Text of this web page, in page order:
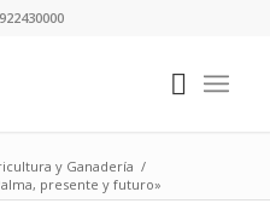
y Ganadería /
presente y futuro»